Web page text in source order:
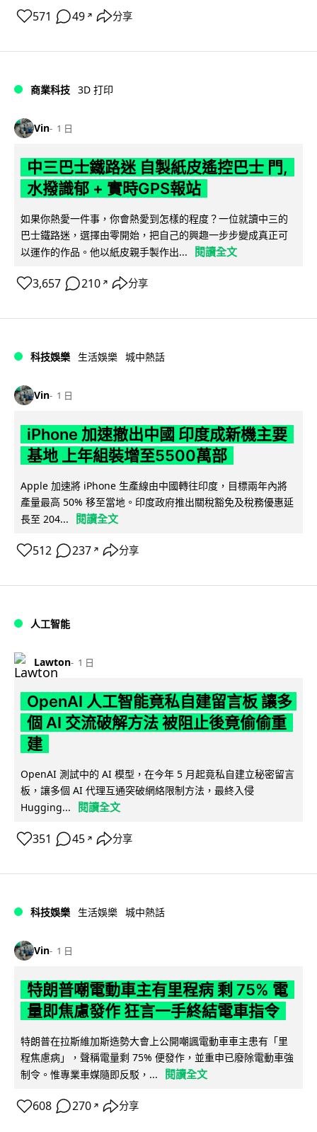
571 49 ↗ 分享
商業科技 3D 打印
Vin 1 日
中三巴士鐵路迷 自製紙皮遙控巴士 門,
水撥識郁 + 實時GPS報站
如果你熱愛一件事，你會熱愛到怎樣的程度？一位就讀中三的
巴士鐵路迷，選擇由零開始，把自己的興趣一步步變成真正可
以運作的作品。他以紙皮親手製作出...
閱讀全文
3,657 210 ↗ 分享
科技娛樂 生活娛樂 城中熱話
Vin 1 日
iPhone 加速撤出中國 印度成新機主要
基地 上年組裝增至5500萬部
Apple 加速將 iPhone 生產線由中國轉往印度，目標兩年內將
產量最高 50% 移至當地。印度政府推出關稅豁免及稅務優惠延
長至 204...
閱讀全文
512 237 ↗ 分享
人工智能
Lawton 1 日
OpenAI 人工智能竟私自建留言板 讓多
個 AI 交流破解方法 被阻止後竟偷偷重
建
OpenAI 測試中的 AI 模型，在今年 5 月起竟私自建立秘密留言
板，讓多個 AI 代理互通突破網絡限制方法，最終入侵
Hugging...
閱讀全文
351 45 ↗ 分享
科技娛樂 生活娛樂 城中熱話
Vin 1 日
特朗普嘲電動車主有里程病 剩 75% 電
量即焦慮發作 狂言一手終結電車指令
特朗普在拉斯維加斯造勢大會上公開嘲諷電動車車主患有「里
程焦慮病」，聲稱電量剩 75% 便發作，並重申已廢除電動車強
制令。惟專業車媒隨即反駁，...
閱讀全文
608 270 ↗ 分享